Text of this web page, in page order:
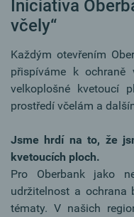
Iniciativa
včely“
Každým otevřením
přispíváme k ochraně
velkoplošné kvetoucí
prostředí včelám a
Jsme hrdí na to, že
kvetoucích ploch.
Pro Oberbank jako
udržitelnost a ochrana
tématy. V našich